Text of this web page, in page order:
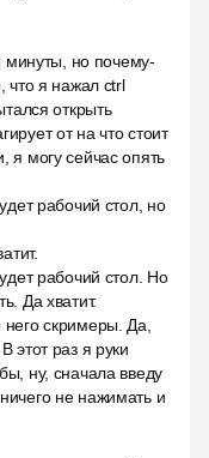
минуты, но почему-
что я нажал ctrl
открыть
от на что стоит
я могу сейчас опять
рабочий стол, но
рабочий стол. Но
Да хватит.
скримеры. Да,
этот раз я руки
ну, сначала введу
не нажимать и